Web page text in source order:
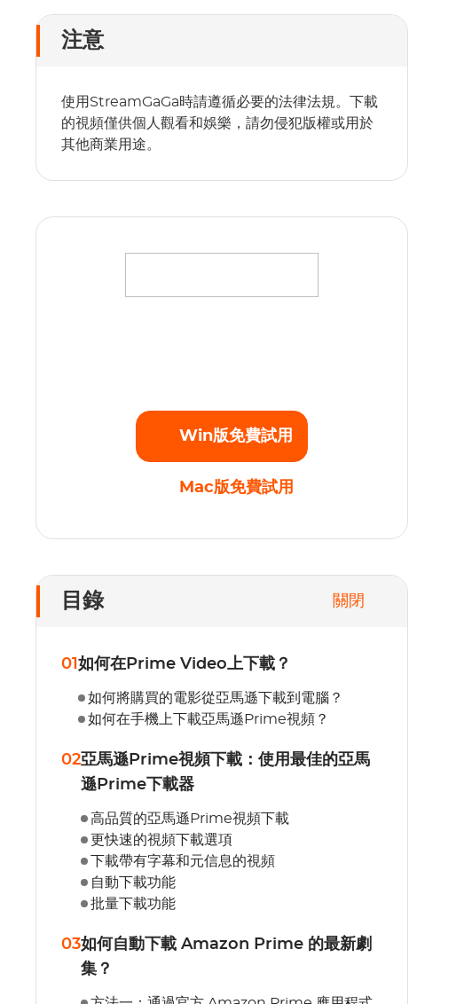
注意
使用StreamGaGa時請遵循必要的法律法規。下載
的視頻僅供個人觀看和娛樂，請勿侵犯版權或用於
其他商業用途。
Win版免費試用
Mac版免費試用
目錄 關閉
01 如何在Prime Video上下載？
如何將購買的電影從亞馬遜下載到電腦？
如何在手機上下載亞馬遜Prime視頻？
02亞馬遜Prime視頻下載：使用最佳的亞馬
遜Prime下載器
高品質的亞馬遜Prime視頻下載
更快速的視頻下載選項
下載帶有字幕和元信息的視頻
自動下載功能
批量下載功能
03如何自動下載 Amazon Prime 的最新劇
集？